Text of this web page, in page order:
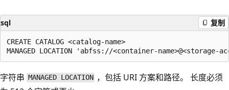
sql 复制
CREATE CATALOG <catalog-name>
字符串 MANAGED LOCATION ，包括 URI 方案和路径。 长度必须